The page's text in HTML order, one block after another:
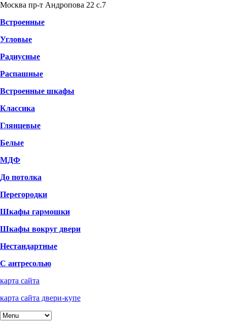
Москва пр-т Андропова 22 с.7
Встроенные
Угловые
Радиусные
Распашные
Встроенные шкафы
Классика
Глянцевые
Белые
МДФ
До потолка
Перегородки
Шкафы гармошки
Шкафы вокруг двери
Нестандартные
С антресолью
карта сайта
карта сайта двери-купе